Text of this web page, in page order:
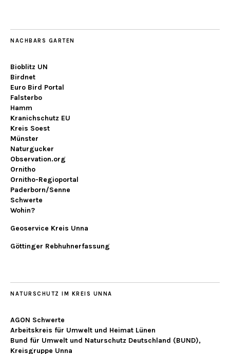
NACHBARS GARTEN
Bioblitz UN
Birdnet
Euro Bird Portal
Falsterbo
Hamm
Kranichschutz EU
Kreis Soest
Münster
Naturgucker
Observation.org
Ornitho
Ornitho-Regioportal
Paderborn/Senne
Schwerte
Wohin?
Geoservice Kreis Unna
Göttinger Rebhuhnerfassung
NATURSCHUTZ IM KREIS UNNA
AGON Schwerte
Arbeitskreis für Umwelt und Heimat Lünen
Bund für Umwelt und Naturschutz Deutschland (BUND),
Kreisgruppe Unna